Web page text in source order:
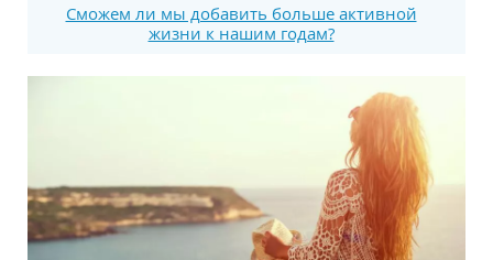
Сможем ли мы добавить больше активной
жизни к нашим годам?